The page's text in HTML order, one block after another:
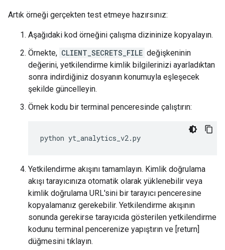
Artık örneği gerçekten test etmeye hazırsınız:
Aşağıdaki kod örneğini çalışma dizininize kopyalayın.
Örnekte, CLIENT_SECRETS_FILE değişkeninin
değerini, yetkilendirme kimlik bilgilerinizi ayarladıktan
sonra indirdiğiniz dosyanın konumuyla eşleşecek
şekilde güncelleyin.
Örnek kodu bir terminal penceresinde çalıştırın:
python yt_analytics_v2.py
Yetkilendirme akışını tamamlayın. Kimlik doğrulama
akışı tarayıcınıza otomatik olarak yüklenebilir veya
kimlik doğrulama URL'sini bir tarayıcı penceresine
kopyalamanız gerekebilir. Yetkilendirme akışının
sonunda gerekirse tarayıcıda gösterilen yetkilendirme
kodunu terminal pencerenize yapıştırın ve [return]
düğmesini tıklayın.